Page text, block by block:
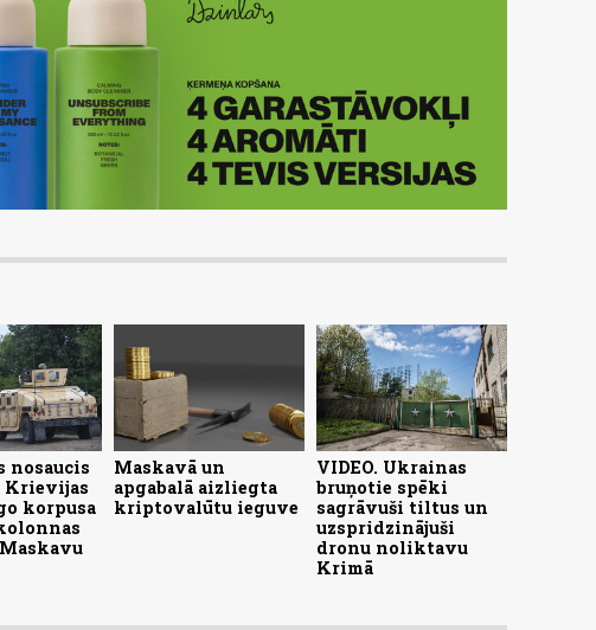
nosaucis
Krievijas
korpusa
Maskavā un
apgabalā aizliegta
kriptovalūtu ieguve
VIDEO. Ukrainas
bruņotie spēki
sagrāvuši tiltus un
uzspridzinājuši
dronu noliktavu
Krimā